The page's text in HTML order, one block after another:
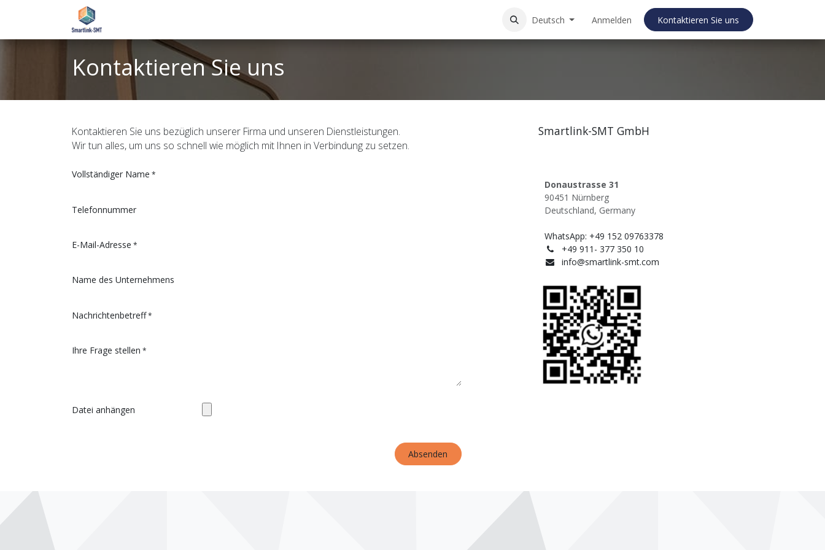
Deutsch Anmelden Kontaktieren Sie uns
Kontaktieren Sie uns
Kontaktieren Sie uns bezüglich unserer Firma und unseren Dienstleistungen.
Wir tun alles, um uns so schnell wie möglich mit Ihnen in Verbindung zu setzen.
Vollständiger Name *
Telefonnummer
E-Mail-Adresse *
Name des Unternehmens
Nachrichtenbetreff*
Ihre Frage stellen *
Datei anhängen
Absenden
Smartlink-SMT GmbH
Donaustrasse 31
90451 Nürnberg
Deutschland, Germany
WhatsApp: +49 152 09763378
+49 911- 377 350 10
info@smartlink-smt.com